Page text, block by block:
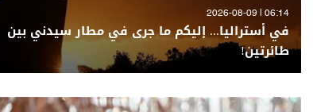
06:14 | 2026-08-09
في أستراليا... إليكم ما جرى في مطار سيدني بين
طائرتين!